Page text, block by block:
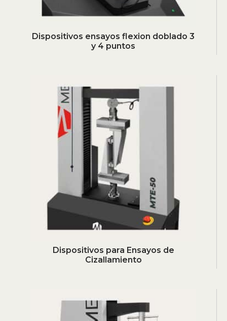
Dispositivos ensayos flexion doblado 3
y 4 puntos
Dispositivos para Ensayos de
Cizallamiento